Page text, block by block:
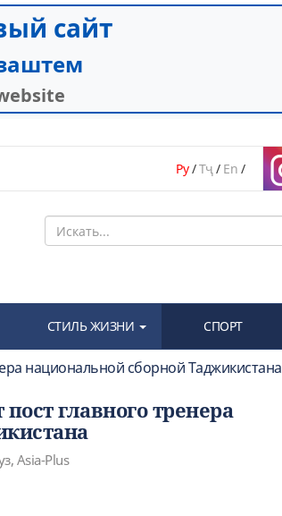
Ру/Тҷ/ En /
СТИЛЬ ЖИЗНИ СПОРТ
национальной сборной Таджикистана
главного тренера
Asia-Plus